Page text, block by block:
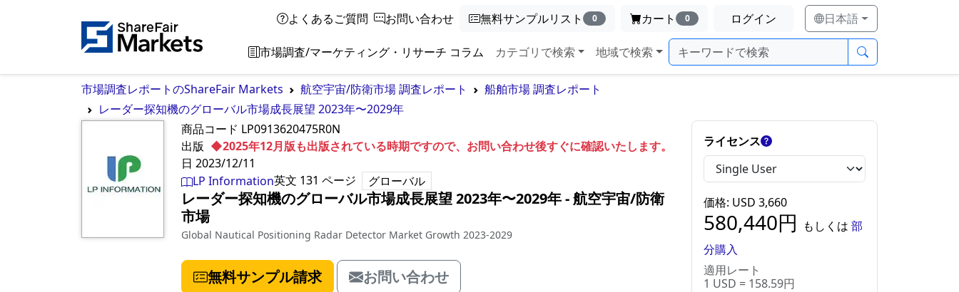
よくあるご質問 お問い合わせ 無料サンプルリスト 0 カート 0 ログイン 日本語
市場調査/マーケティング・リサーチ コラム カテゴリで検索 地域で検索
市場調査レポートのShareFair Markets 航空宇宙/防衛市場 調査レポート
船舶市場 調査レポート
レーダー探知機のグローバル市場成長展望 2023年〜2029年
商品コード LP0913620475R0N
◆2025年12月版も出版されている時期ですので、お問い合わせ後すぐに確認いたします。
出版
日 2023/12/11
LP Information英文 131 ページ グローバル
レーダー探知機のグローバル市場成長展望 2023年〜2029年‐航空宇宙/防衛
市場
Global Nautical Positioning Radar Detector Market Growth 2023-2029
無料サンプル請求 お問い合わせ
ライセンス
価格: USD 3,660
580,440円 もしくは 部
分購入
適用レート
1 USD = 158.59円